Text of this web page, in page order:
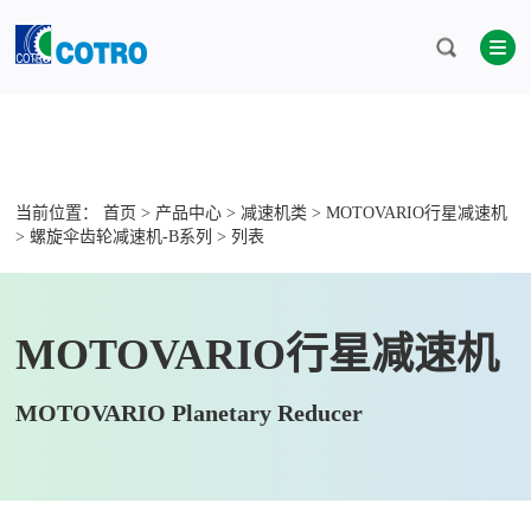
当前位置：首页 > 产品中心 > 减速机类 >MOTOVARIO行星减速机
>螺旋伞齿轮减速机-B系列 > 列表
MOTOVARIO行星减速机
MOTOVARIO Planetary Reducer